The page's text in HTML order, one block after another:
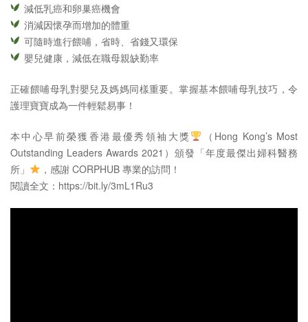
減低乳癌和卵巢癌機會
消減因懷孕而增加的體重
可隨時進行餵哺，省時、省錢又環保
嬰兒健康，減低在職母親缺勤率
正確餵哺母乳對嬰兒及媽媽同樣重要。掌握基本餵哺母乳技巧，令
護理寶寶成為一件輕鬆易事！
本中心早前榮獲香港最優秀領袖大獎
（Hong Kong’s Most
Outstanding Leaders Awards 2021）頒發「年度最傑出婦科醫務
所」
，感謝 CORPHUB 專業的訪問！
閱讀全文：https://bit.ly/3mL1Ru3